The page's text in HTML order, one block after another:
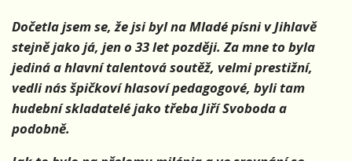
Dočetla jsem se, že jsi byl na Mladé písni v Jihlavě
stejně jako já, jen o 33 let později. Za mne to byla
jediná a hlavní talentová soutěž, velmi prestižní,
vedli nás špičkoví hlasoví pedagogové, byli tam
hudební skladateléjako třeba Jiří Svoboda a
podobně.